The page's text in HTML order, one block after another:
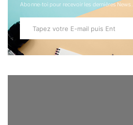
Abonne-toi pour recevoir les dernières News.